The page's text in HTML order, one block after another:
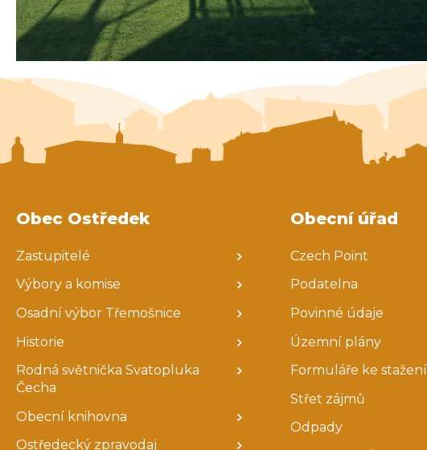
Obec Ostředek
Zastupitelé
Výbory a komise
Osadní výbor Třemošnice
Historie
Rodná světnička Svatopluka
Čecha
Obecní knihovna
Ostředecký zpravodaj
Obecní úřad
Czech Point
Podatelna
Povinné údaje
Územní plány
Formuláře ke stažení
Střet zájmů
Odpady